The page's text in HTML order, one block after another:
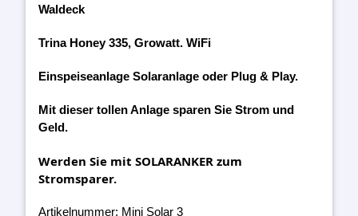
Waldeck
Trina Honey 335, Growatt. WiFi
Einspeiseanlage Solaranlage oder Plug & Play.
Mit dieser tollen Anlage sparen Sie Strom und
Geld.
Werden Sie mit SOLARANKER zum
Stromsparer.
Artikelnummer: Mini Solar 3